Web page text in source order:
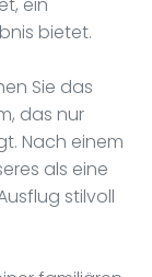
bietet.
Sie das
das nur
Nach einem
als eine
stilvoll